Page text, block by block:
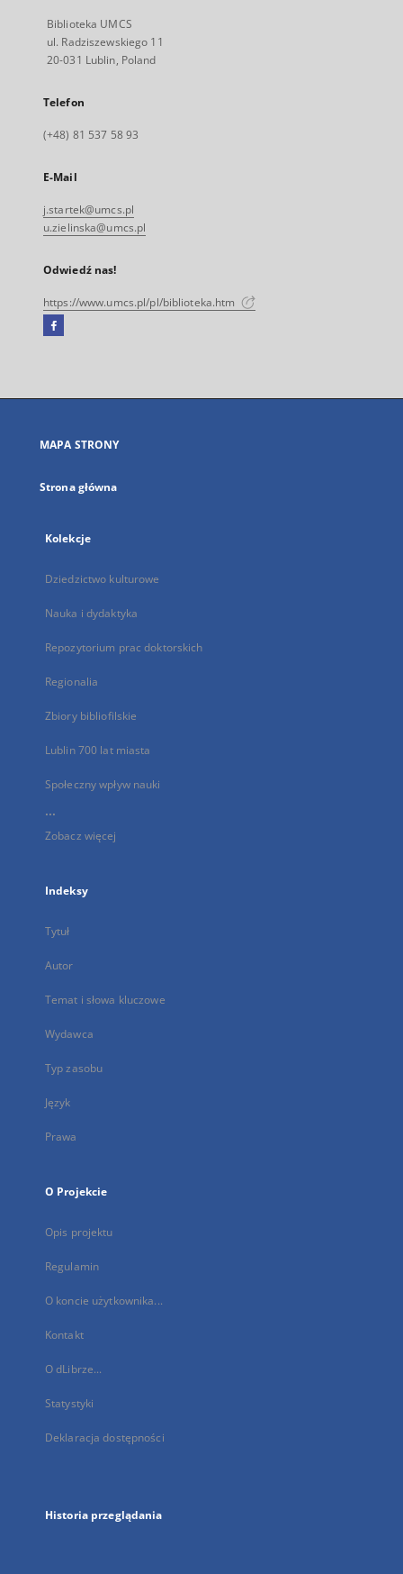
Biblioteka UMCS
ul. Radziszewskiego 11
20-031 Lublin, Poland
Telefon
(+48) 81 537 58 93
E-Mail
j.startek@umcs.pl
u.zielinska@umcs.pl
Odwiedź nas!
https://www.umcs.pl/pl/biblioteka.htm
Facebook
się
karcie
MAPA STRONY
Strona główna
Kolekcje
Dziedzictwo kulturowe
Nauka i dydaktyka
Repozytorium prac doktorskich
Regionalia
Zbiory bibliofilskie
Lublin 700 lat miasta
Społeczny wpływ nauki
...
Zobacz więcej
Indeksy
Tytuł
Autor
Temat i słowa kluczowe
Wydawca
Typ zasobu
Język
Prawa
O Projekcie
Opis projektu
Regulamin
O koncie użytkownika...
Kontakt
O dLibrze...
Statystyki
Deklaracja dostępności
Historia przeglądania